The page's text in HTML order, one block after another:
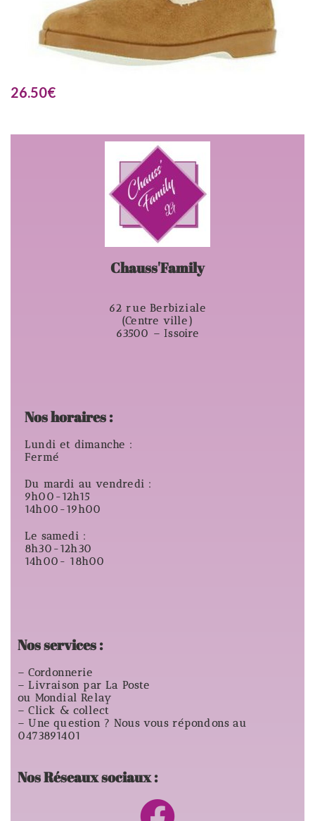
26.50€
Chauss'Family
62 rue Berbiziale
(Centre ville)
63500 – Issoire
Nos horaires :
Lundi et dimanche :
Fermé
Du mardi au vendredi :
9h00-12h15
14h00-19h00
Le samedi :
8h30-12h30
14h00- 18h00
Nos services :
– Cordonnerie
– Livraison par La Poste
ou Mondial Relay
– Click & collect
– Une question ? Nous vous répondons au
0473891401
Nos Réseaux sociaux :